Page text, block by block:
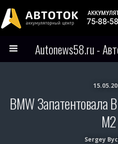
BMW Запатентовала
M2
Sergey